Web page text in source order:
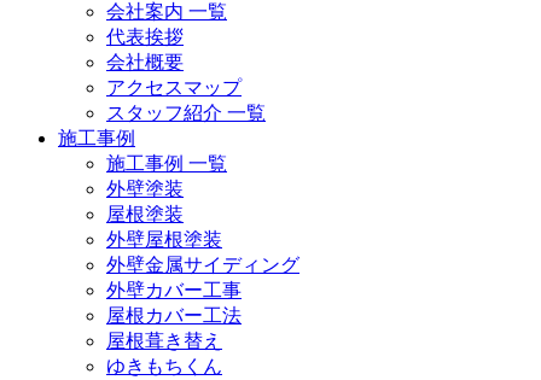
会社案内 一覧
代表挨拶
会社概要
アクセスマップ
スタッフ紹介 一覧
施工事例
施工事例 一覧
外壁塗装
屋根塗装
外壁屋根塗装
外壁金属サイディング
外壁カバー工事
屋根カバー工法
屋根葺き替え
ゆきもちくん